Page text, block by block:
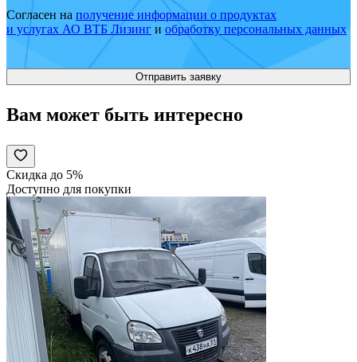
Согласен на получение информации о продуктах
и услугах АО ВТБ Лизинг и обработку персональных данных
Вам может быть интересно
Скидка до 5%
Доступно для покупки